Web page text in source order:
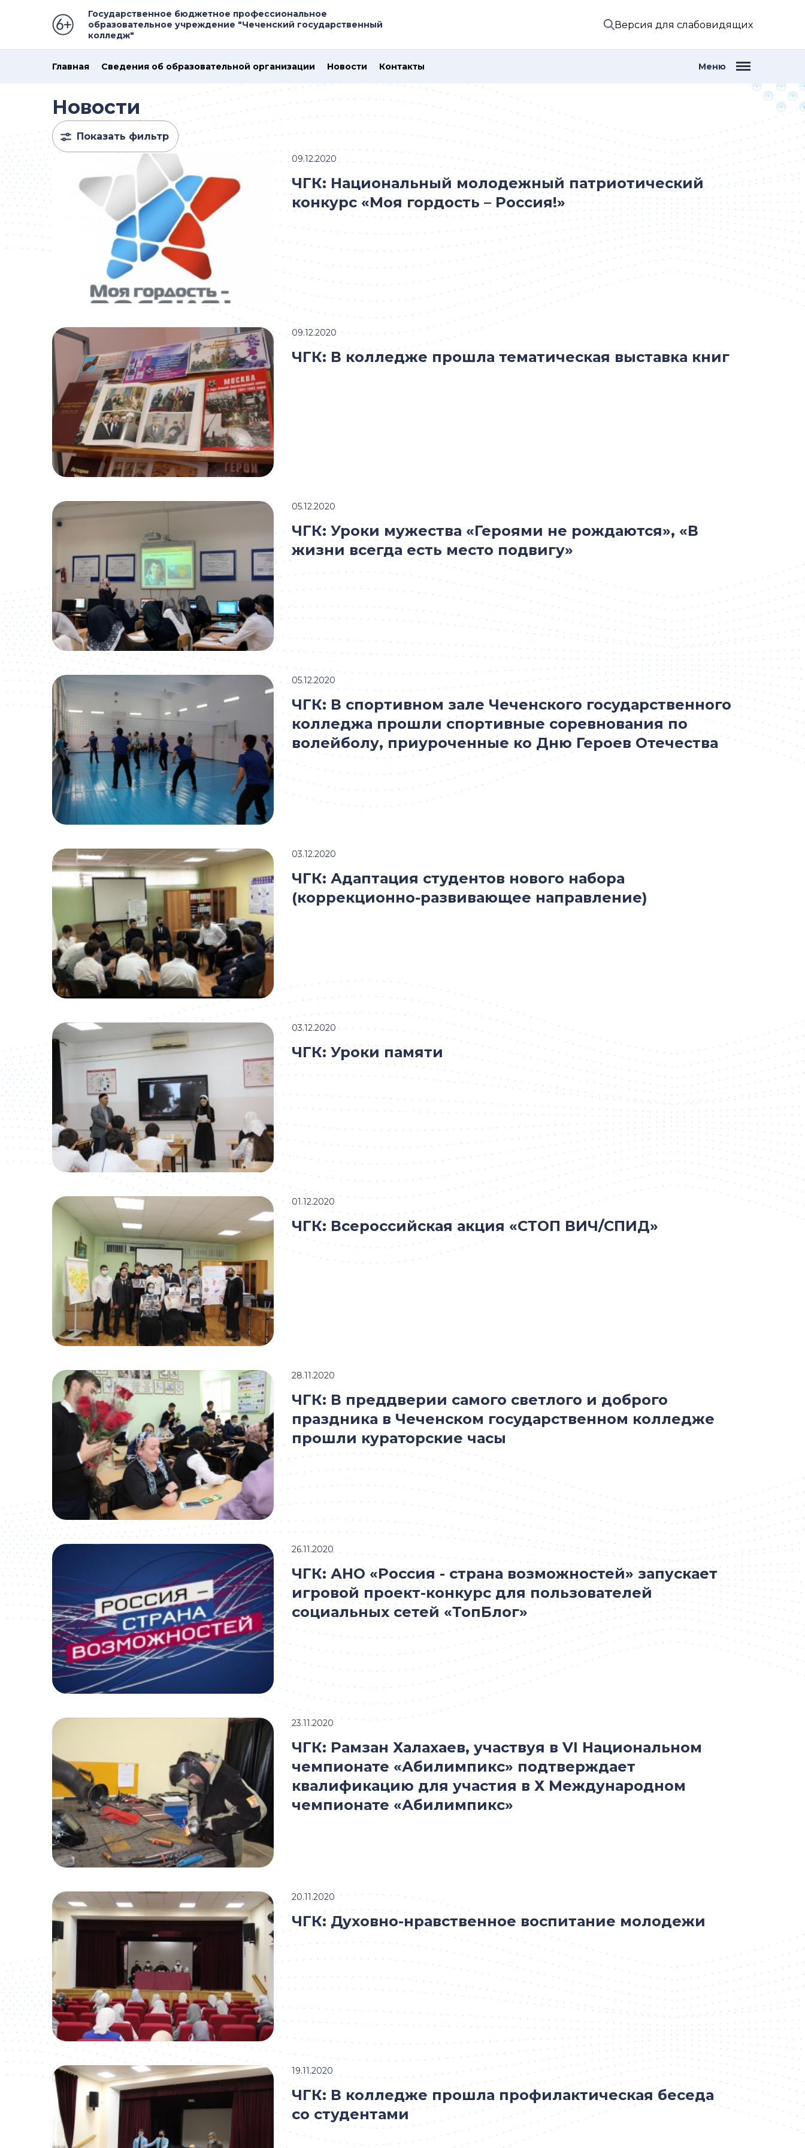
Государственное бюджетное профессиональное
образовательное учреждение "Чеченский государственный
колледж"
Версия для слабовидящих
Главная Сведения об образовательной организации Новости Контакты Меню
Новости
Показать фильтр
ЧГК: Национальный молодежный патриотический
конкурс «Моя гордость – Россия!»
09.12.2020
ЧГК: В колледже прошла тематическая выставка книг
09.12.2020
ЧГК: Уроки мужества «Героями не рождаются», «В
жизни всегда есть место подвигу»
05.12.2020
ЧГК: В спортивном зале Чеченского государственного
колледжа прошли спортивные соревнования по
волейболу, приуроченные ко Дню Героев Отечества
05.12.2020
ЧГК: Адаптация студентов нового набора
(коррекционно-развивающее направление)
03.12.2020
ЧГК: Уроки памяти
03.12.2020
ЧГК: Всероссийская акция «СТОП ВИЧ/СПИД»
01.12.2020
ЧГК: В преддверии самого светлого и доброго
праздника в Чеченском государственном колледже
прошли кураторские часы
28.11.2020
ЧГК: АНО «Россия - страна возможностей» запускает
игровой проект-конкурс для пользователей
социальных сетей «ТопБлог»
26.11.2020
ЧГК: Рамзан Халахаев, участвуя в VI Национальном
чемпионате «Абилимпикс» подтверждает
квалификацию для участия в Х Международном
чемпионате «Абилимпикс»
23.11.2020
ЧГК: Духовно-нравственное воспитание молодежи
20.11.2020
ЧГК: В колледже прошла профилактическая беседа
со студентами
19.11.2020